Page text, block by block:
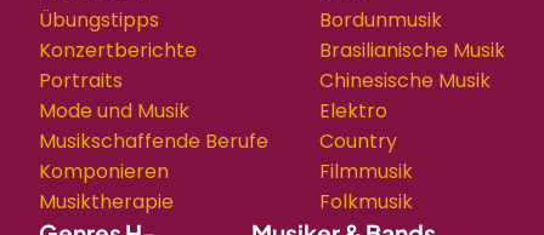
Übungstipps
Konzertberichte
Portraits
Mode und Musik
Musikschaffende Berufe
Komponieren
Musiktherapie
Bordunmusik
Brasilianische Musik
Chinesische Musik
Elektro
Country
Filmmusik
Folkmusik